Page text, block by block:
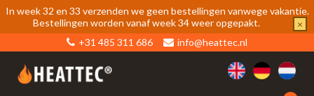
In week 32 en 33 verzenden we geen bestellingen vanwege vakantie.
Bestellingen worden vanaf week 34 weer opgepakt.
×
+31 485 311 686
info@heattec.nl